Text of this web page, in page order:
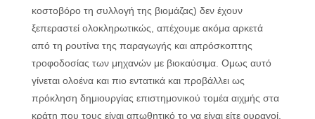
κοστοβόρο τη συλλογή της βιομάζας) δεν έχουν
ξεπεραστεί ολοκληρωτικώς, απέχουμε ακόμα αρκετά
από τη ρουτίνα της παραγωγής και απρόσκοπτης
τροφοδοσίας των μηχανών με βιοκαύσιμα. Ομως αυτό
γίνεται ολοένα και πιο εντατικά και προβάλλει ως
πρόκληση δημιουργίας επιστημονικού τομέα αιχμής στα
κράτη που τους είναι απωθητικό το να είναι είτε ουραγοί,